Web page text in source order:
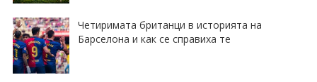
Четиримата британци в историята на
Барселона и как се справиха те